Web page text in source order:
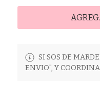
SI SOS DE
ENVIO", Y